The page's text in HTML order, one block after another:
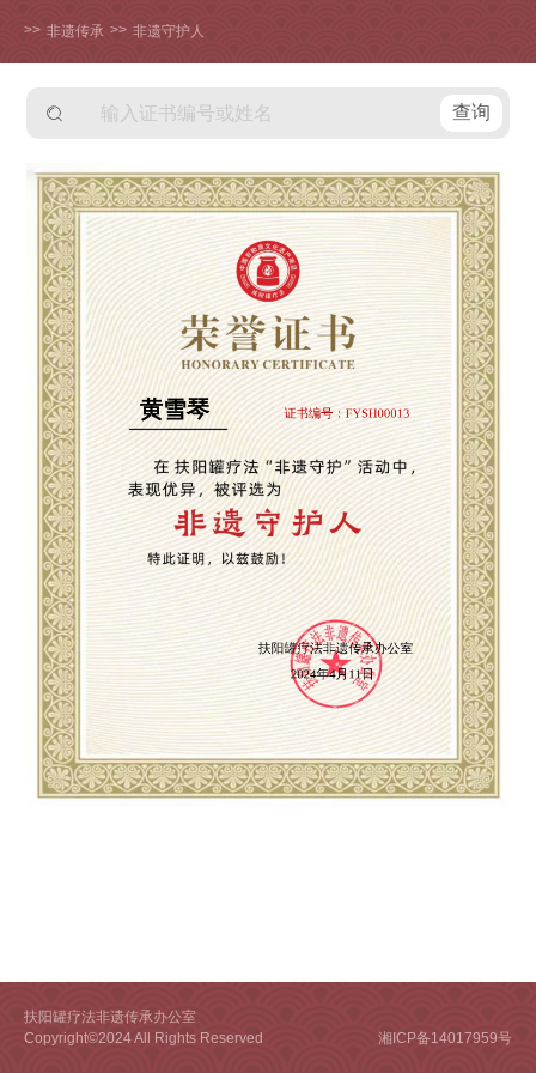
>> 非遗传承 >> 非遗守护人
 查询
扶阳罐疗法非遗传承办公室
Copyright©2024 All Rights Reserved
湘ICP备14017959号